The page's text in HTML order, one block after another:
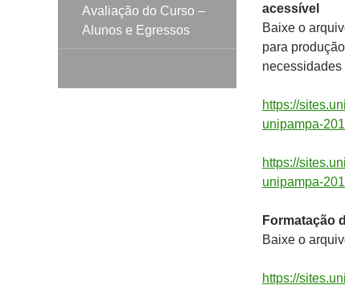
acessível
Baixe o
para
necessidades
https://
unipampa-
https://
unipampa-
Formatação
Baixe o
https://
Avaliação do Curso –
Alunos e Egressos